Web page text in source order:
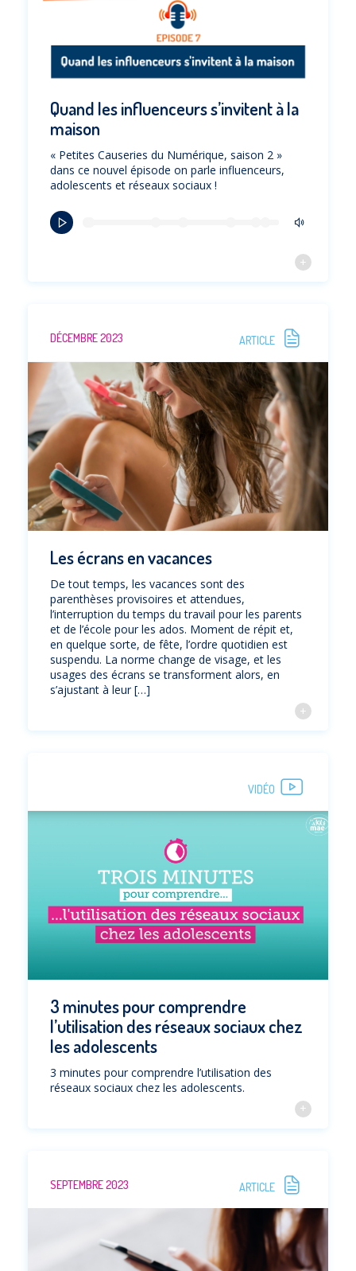
Quand les influenceurs s’invitent à la
maison
« Petites Causeries du Numérique, saison 2 »
dans ce nouvel épisode on parle influenceurs,
adolescents et réseaux sociaux !
DÉCEMBRE 2023 ARTICLE
Les écrans en vacances
De tout temps, les vacances sont des
parenthèses provisoires et attendues,
l’interruption du temps du travail pour les parents
et de l’école pour les ados. Moment de répit et,
en quelque sorte, de fête, l’ordre quotidien est
suspendu. La norme change de visage, et les
usages des écrans se transforment alors, en
s’ajustant à leur […]
VIDÉO
3 minutes pour comprendre
l’utilisation des réseaux sociaux chez
les adolescents
3 minutes pour comprendre l’utilisation des
réseaux sociaux chez les adolescents.
SEPTEMBRE 2023 ARTICLE